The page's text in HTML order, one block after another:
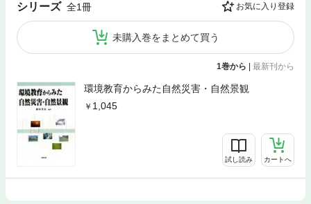
シリーズ 全1冊 お気に入り登録
未購入巻をまとめて買う
1巻から 最新刊から
環境教育からみた自然災害・自然景観
1,045
試し読み カートへ